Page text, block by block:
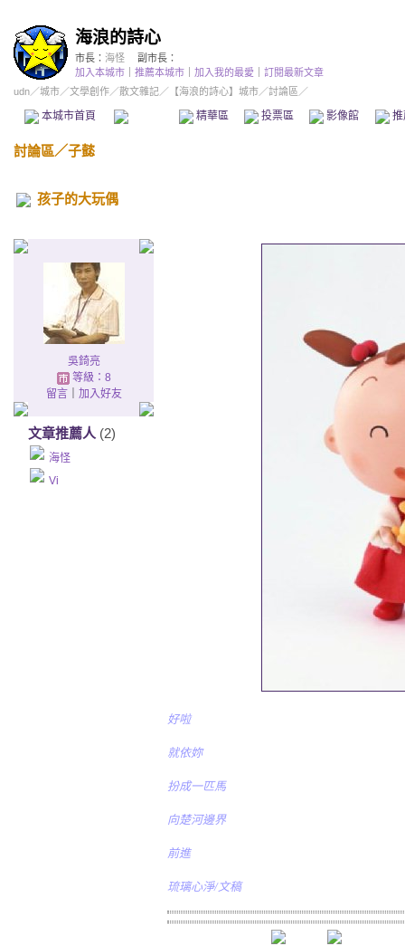
海浪的詩心
市長： 海怪
副市長：
加入本城市
推薦本城市 加入我的最愛
訂閱最新文章
udn／城市／文學創作／散文雜記／ 【海浪的詩心】城市／討論區／
本城市首頁 精華區 投票區 影像館
討論區／子懿
孩子的大玩偶
吳錡亮
等級：8
留言｜ 加入好友
文章推薦人 (2)
海怪
Vi
好啦
就依妳
扮成一匹馬
向楚河邊界
前進
琉璃心淨/文稿